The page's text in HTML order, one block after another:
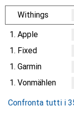
Withings
1. Apple
1. Fixed
1. Garmin
1. Vonmählen
Confronta tutti i